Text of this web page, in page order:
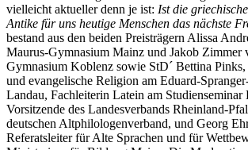
vielleicht aktueller denn je ist: Ist die
Antike für uns heutige Menschen das nächste
bestand aus den beiden Preisträgern Alissa
Maurus-Gymnasium Mainz und Jakob Zimmer
Gymnasium Koblenz sowie StD´ Bettina
und evangelische Religion am Eduard-
Landau, Fachleiterin Latein am Studienseminar
Vorsitzende des Landesverbands Rheinland-
deutschen Altphilologenverband, und Georg
Referatsleiter für Alte Sprachen und für